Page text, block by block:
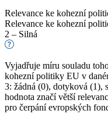
Relevance ke kohezní
Relevance ke kohezní
2 – Silná
Vyjadřuje míru souladu
kohezní politiky EU v
3: žádná (0), dotyková (1),
hodnota značí větší
pro čerpání evropských